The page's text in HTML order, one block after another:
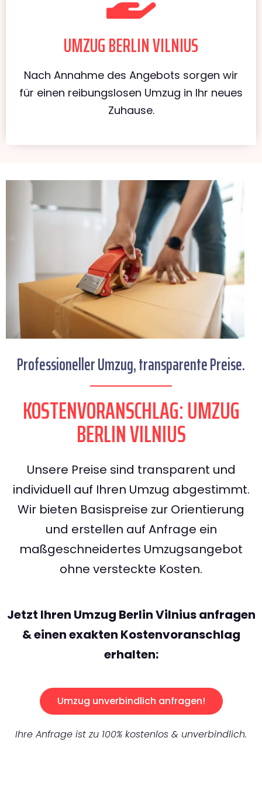
UMZUG BERLIN VILNIUS
Nach Annahme des Angebots sorgen wir
für einen reibungslosen Umzug in Ihr neues
Zuhause.
Professioneller Umzug, transparente Preise.
KOSTENVORANSCHLAG: UMZUG
BERLIN VILNIUS
Unsere Preise sind transparent und
individuell auf Ihren Umzug abgestimmt.
Wir bieten Basispreise zur Orientierung
und erstellen auf Anfrage ein
maßgeschneidertes Umzugsangebot
ohne versteckte Kosten.
Jetzt Ihren Umzug Berlin Vilnius anfragen
& einen exakten Kostenvoranschlag
erhalten:
Umzug unverbindlich anfragen!
Ihre Anfrage ist zu 100% kostenlos & unverbindlich.